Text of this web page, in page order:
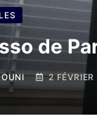
de
2 FÉVRIER